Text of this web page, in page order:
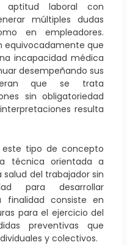
laboral con
múltiples dudas
en empleadores.
equivocadamente que
incapacidad médica
desempeñando sus
que se trata
sin obligatoriedad
resulta
este tipo de concepto
técnica orientada a
del trabajador sin
para desarrollar
finalidad consiste en
para el ejercicio del
preventivas que
y colectivos.